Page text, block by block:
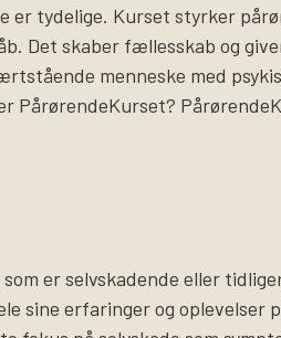
er tydelige. Kurset styrker
Det skaber fællesskab og
menneske med
PårørendeKurset?
er selvskadende eller
sine erfaringer og oplevelser